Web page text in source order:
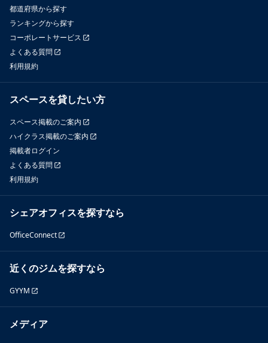
都道府県から探す
ランキングから探す
コーポレートサービス
よくある質問
利用規約
スペースを貸したい方
スペース掲載のご案内
ハイクラス掲載のご案内
掲載者ログイン
よくある質問
利用規約
シェアオフィスを探すなら
OfficeConnect
近くのジムを探すなら
GYYM
メディア